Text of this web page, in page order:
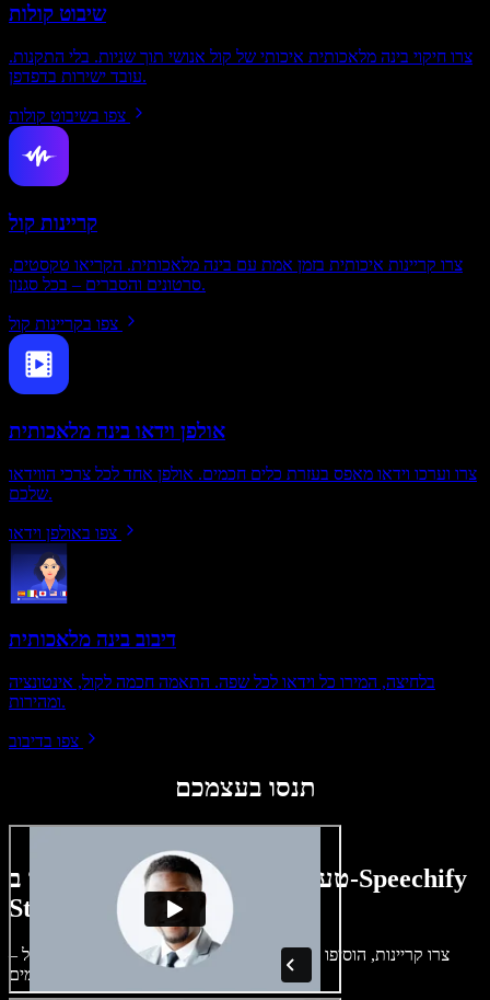
שיבוט קולות
צרו חיקוי בינה מלאכותית איכותי של קול אנושי תוך שניות. בלי התקנות.
עובד ישירות בדפדפן.
צפו בשיבוט קולות
קריינות קול
צרו קריינות איכותית בזמן אמת עם בינה מלאכותית. הקריאו טקסטים,
סרטונים והסברים – בכל סגנון.
צפו בקריינות קול
אולפן וידאו בינה מלאכותית
צרו וערכו וידאו מאפס בעזרת כלים חכמים. אולפן אחד לכל צרכי הווידאו
שלכם.
צפו באולפן וידאו
דיבוב בינה מלאכותית
בלחיצה, המירו כל וידאו לכל שפה. התאמה חכמה לקול, אינטונציה
ומהירות.
צפו בדיבוב
תנסו בעצמכם
טעימה קטנה ממה שתוכלו ליצור ב-Speechify
Studio.
צרו קריינות, הוסיפו תמונות ללא זכויות, אודיו, סרטונים ושיבוט קול –